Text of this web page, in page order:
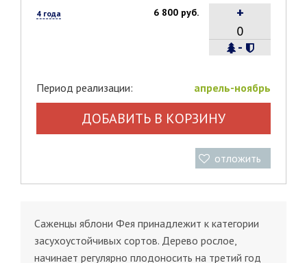
4 года 6 800 руб.
-
+
Период реализации: апрель-ноябрь
ДОБАВИТЬ В КОРЗИНУ
отложить
Саженцы яблони Фея принадлежит к категории
засухоустойчивых сортов. Дерево рослое,
начинает регулярно плодоносить на третий год